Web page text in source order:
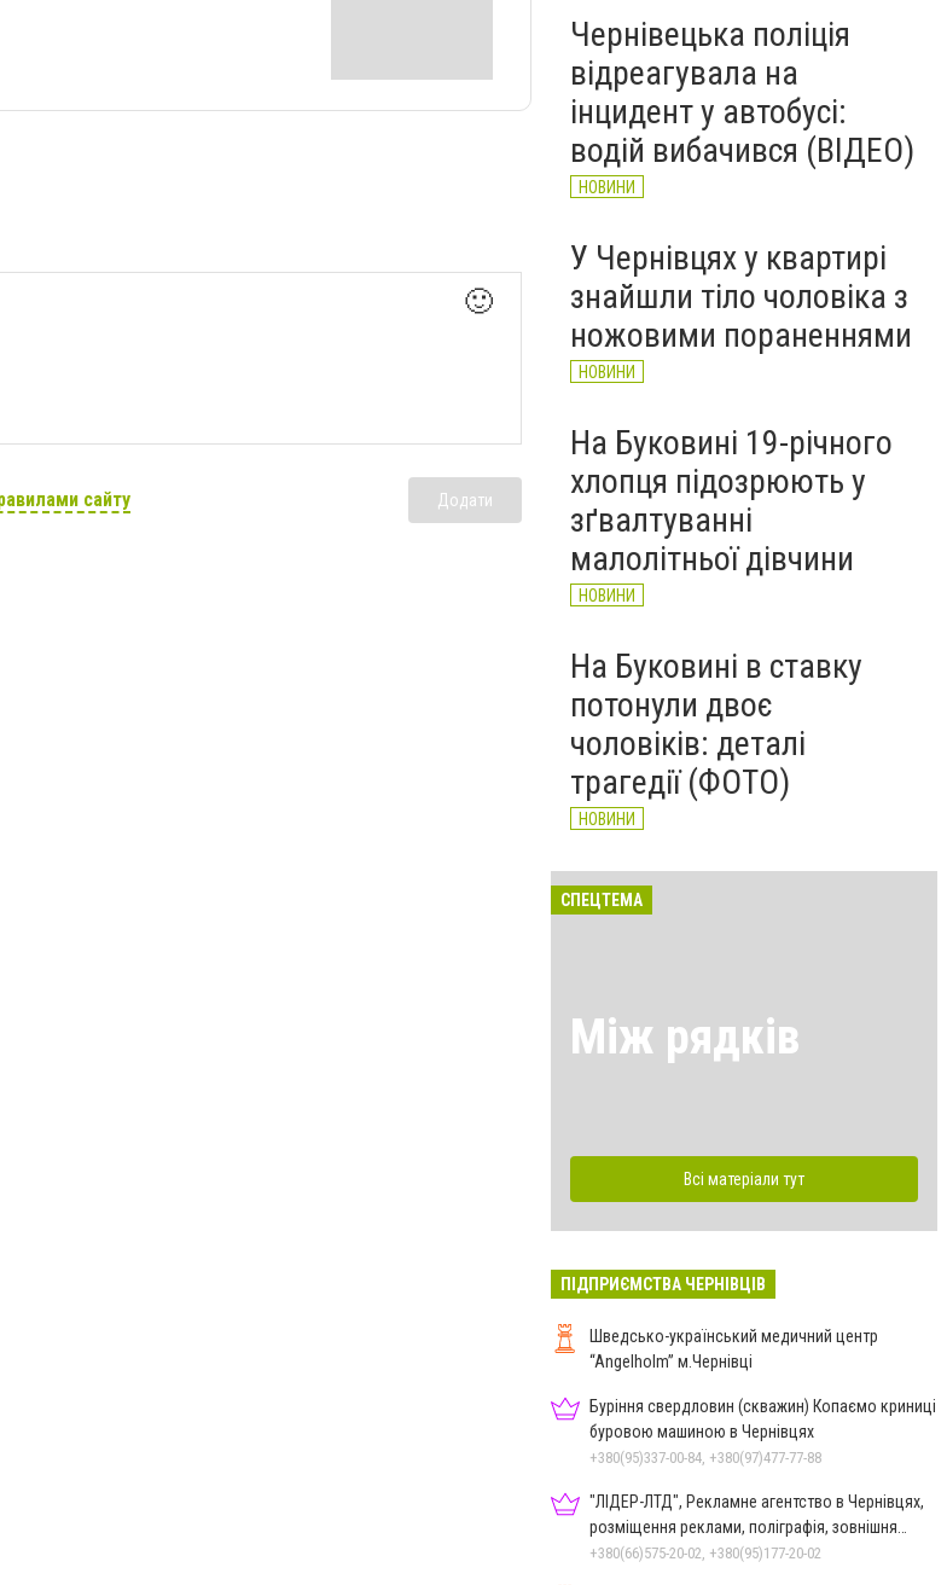
🙂
сайту Додати
НОВИНИ
Чернівецька поліція
відреагувала на
інцидент у автобусі:
водій вибачився (ВІДЕО)
НОВИНИ
У Чернівцях у квартирі
знайшли тіло чоловіка з
ножовими пораненнями
НОВИНИ
На Буковині 19-річного
хлопця підозрюють у
зґвалтуванні
малолітньої дівчини
НОВИНИ
На Буковині в ставку
потонули двоє
чоловіків: деталі
трагедії (ФОТО)
НОВИНИ
СПЕЦТЕМА
Між рядків
Всі матеріали тут
ПІДПРИЄМСТВА ЧЕРНІВЦІВ
Шведсько-український медичний центр
“Angelholm” м.Чернівці
Буріння свердловин (скважин) Копаємо криниці
буровою машиною в Чернівцях
+380(95)337-00-84, +380(97)477-77-88
"ЛІДЕР-ЛТД", Рекламне агентство в Чернівцях,
розміщення реклами, поліграфія, зовнішня
реклама
+380(66)575-20-02, +380(95)177-20-02